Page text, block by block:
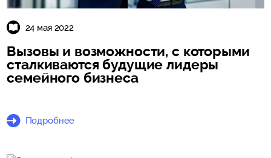
24 мая 2022
Вызовы и возможности, с которыми
сталкиваются будущие лидеры
семейного бизнеса
Подробнее